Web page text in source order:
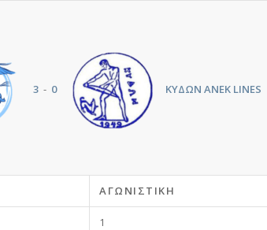
3 - 0 ΚΥΔΩΝ ANEK LINES
ΑΓΩΝΙΣΤΙΚΉ
1